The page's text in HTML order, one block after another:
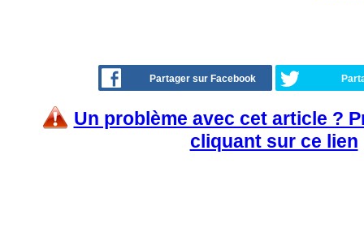
Partager sur Facebook
Un problème avec cet article ?
cliquant sur ce lien